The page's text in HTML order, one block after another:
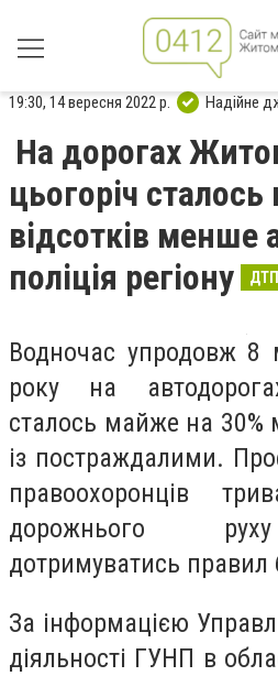
19:30, 14 вересня 2022 р. Надійне
На дорогах
цьогоріч сталось
відсотків менше
поліція регіону
Водночас упродовж 8
року на
сталось майже на 30%
із постраждалими.
правоохоронців
дорожнього
дотримуватись правил
За інформацією
діяльності ГУНП в